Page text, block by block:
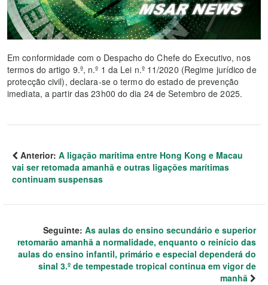
Em conformidade com o Despacho do Chefe do Executivo, nos
termos do artigo 9.º, n.º 1 da Lei n.º 11/2020 (Regime jurídico de
protecção civil), declara-se o termo do estado de prevenção
imediata, a partir das 23h00 do dia 24 de Setembro de 2025.
Anterior: A ligação marítima entre Hong Kong e Macau
vai ser retomada amanhã e outras ligações marítimas
continuam suspensas
Seguinte: As aulas do ensino secundário e superior
retomarão amanhã a normalidade, enquanto o reinício das
aulas do ensino infantil, primário e especial dependerá do
sinal 3.º de tempestade tropical continua em vigor de
manhã